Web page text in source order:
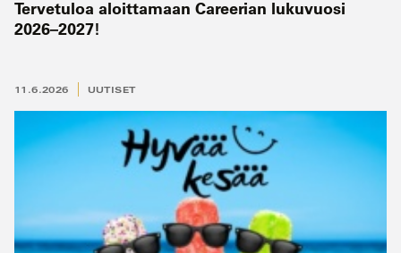
Tervetuloa aloittamaan Careerian lukuvuosi
2026–2027!
11.6.2026 UUTISET